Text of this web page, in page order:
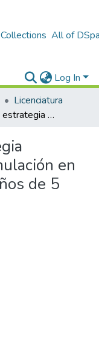
All of
Log In
Licenciatura
La música como estrategia metodológica y la estimulación en el aprendizaje en los niños de 5 años Arequipa-2022
en
de 5